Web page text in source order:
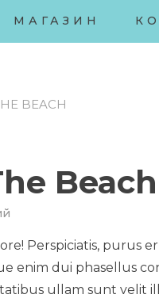
МАГАЗИН
BEACH
Beach
With
Hat
The
Perspiciatis, purus
enim dui phasellus
ullam sunt velit